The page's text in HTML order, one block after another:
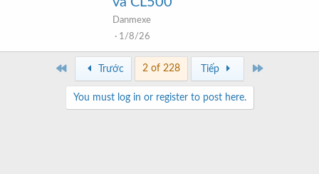
Danmexe
1/8/26
Trước 2 of 228 Tiếp
You must log in or register to post here.